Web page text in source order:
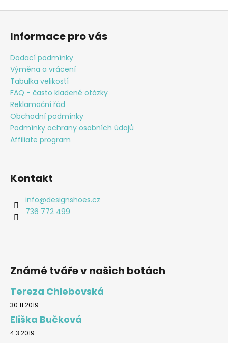
Informace pro vás
Dodací podmínky
Výměna a vrácení
Tabulka velikostí
FAQ - často kladené otázky
Reklamační řád
Obchodní podmínky
Podmínky ochrany osobních údajů
Affiliate program
Kontakt
info@designshoes.cz
736 772 499
Známé tváře v našich botách
Tereza Chlebovská
30.11.2019
Eliška Bučková
4.3.2019